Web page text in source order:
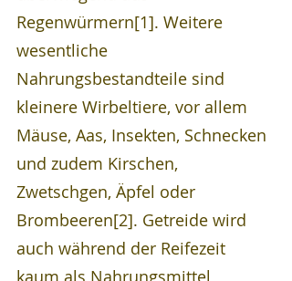
Regenwürmern[1]. Weitere
wesentliche
Nahrungsbestandteile sind
kleinere Wirbeltiere, vor allem
Mäuse, Aas, Insekten, Schnecken
und zudem Kirschen,
Zwetschgen, Äpfel oder
Brombeeren[2]. Getreide wird
auch während der Reifezeit
kaum als Nahrungsmittel